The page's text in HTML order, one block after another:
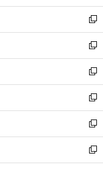
開
く
ウ
で
開
く
ン
ド
ウ
で
開
く
新
し
い
ウ
ィ
ン
ド
ウ
で
開
く
新
し
い
ウ
ィ
ン
ド
ウ
で
開
新
し
い
ウ
ィ
ン
ド
ウ
新
し
い
ウ
ィ
ン
新
し
い
ウ
新
し